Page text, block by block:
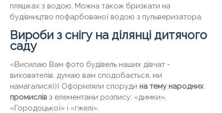
пляшках з водою. Можна також бризкати на
будівництво пофарбованої водою з пульверизатора.
Вироби з снігу на ділянці дитячого
саду
«Висилаю Вам фото будівель наших дівчат -
вихователів, думаю вам сподобається, ми
намагалися))) Оформляли споруди на тему народних
промислів з елементами розпису: «димки»,
«Городоцької» і «гжелі».